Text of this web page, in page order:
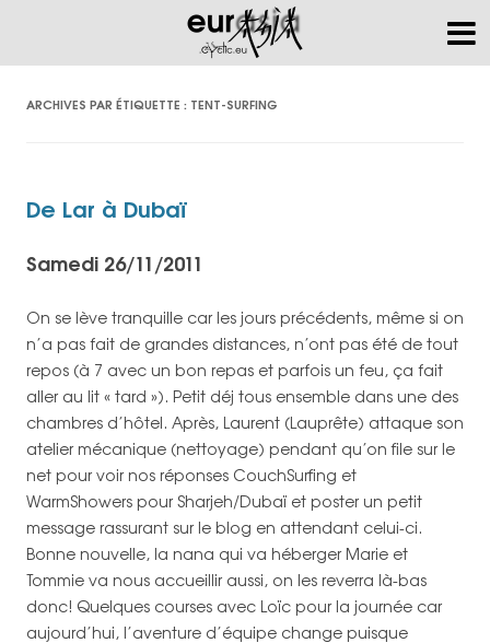
ARCHIVES PAR ÉTIQUETTE : TENT-SURFING
De Lar à Dubaï
Samedi 26/11/2011
On se lève tranquille car les jours précédents, même si on
n’a pas fait de grandes distances, n’ont pas été de tout
repos (à 7 avec un bon repas et parfois un feu, ça fait
aller au lit « tard »). Petit déj tous ensemble dans une des
chambres d’hôtel. Après, Laurent (Lauprête) attaque son
atelier mécanique (nettoyage) pendant qu’on file sur le
net pour voir nos réponses CouchSurfing et
WarmShowers pour Sharjeh/Dubaï et poster un petit
message rassurant sur le blog en attendant celui-ci.
Bonne nouvelle, la nana qui va héberger Marie et
Tommie va nous accueillir aussi, on les reverra là-bas
donc! Quelques courses avec Loïc pour la journée car
aujourd’hui, l’aventure d’équipe change puisque